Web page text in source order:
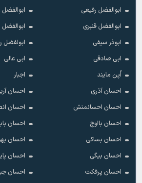
ابوالفضل رفیعی
ابوالفضل قنبری
ابوذر سیفی
ابولفضل
ابی صادقی
ابی عالی
اُپن مایند
اجبار
احسان آذری
احسان
احسان احسانمنش
احسان
احسان بااوج
احسان
احسان بساکی
احسان
احسان بیگی
احسان
احسان پرفکت
احسان